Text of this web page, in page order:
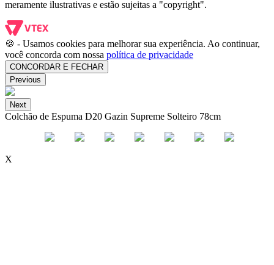
meramente ilustrativas e estão sujeitas a "copyright".
🍪 - Usamos cookies para melhorar sua experiência. Ao continuar,
você concorda com nossa política de privacidade
CONCORDAR E FECHAR
Previous
Next
Colchão de Espuma D20 Gazin Supreme Solteiro 78cm
X